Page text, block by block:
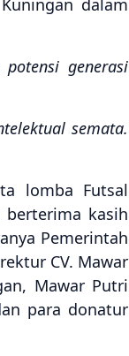
dalam
generasi
semata.
lomba Futsal
berterima kasih
Pemerintah
CV. Mawar
Mawar Putri
para donatur